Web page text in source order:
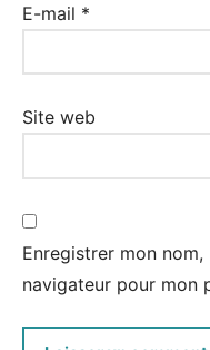
E-mail *
Site web
Enregistrer mon
navigateur pour mon